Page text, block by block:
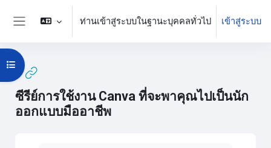
ข้ามไปที่เนื้อหาหลัก
ท่านเข้าสู่ระบบในฐานะบุคคลทั่วไป เข้าสู่ระบบ
ซีรีย์การใช้งาน Canva ที่จะพาคุณไปเป็นนัก
ออกแบบมืออาชีพ
Open course index